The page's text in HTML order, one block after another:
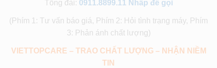
Tổng đài: 0911.8899.11 Nhấp để gọi
(Phím 1: Tư vấn báo giá, Phím 2: Hỏi tình trạng máy, Phím
3: Phản ánh chất lượng)
VIETTOPCARE – TRAO CHẤT LƯỢNG – NHẬN NIỀM
TIN